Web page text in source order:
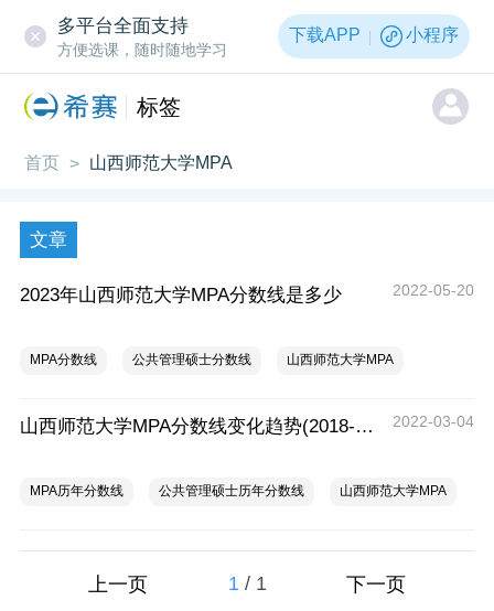
多平台全面支持
方便选课，随时随地学习
下载APP 小程序
标签
首页 > 山西师范大学MPA
文章
2023年山西师范大学MPA分数线是多少 2022-05-20
MPA分数线 公共管理硕士分数线 山西师范大学MPA
山西师范大学MPA分数线变化趋势(2018-2021) 2022-03-04
MPA历年分数线 公共管理硕士历年分数线 山西师范大学MPA
上一页 1 / 1 下一页